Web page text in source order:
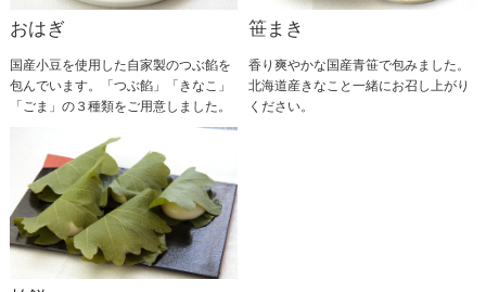
おはぎ
国産小豆を使用した自家製のつぶ餡を
包んでいます。「つぶ餡」「きなこ」
「ごま」の３種類をご用意しました。
笹まき
香り爽やかな国産青笹で包みました。
北海道産きなこと一緒にお召し上がり
ください。